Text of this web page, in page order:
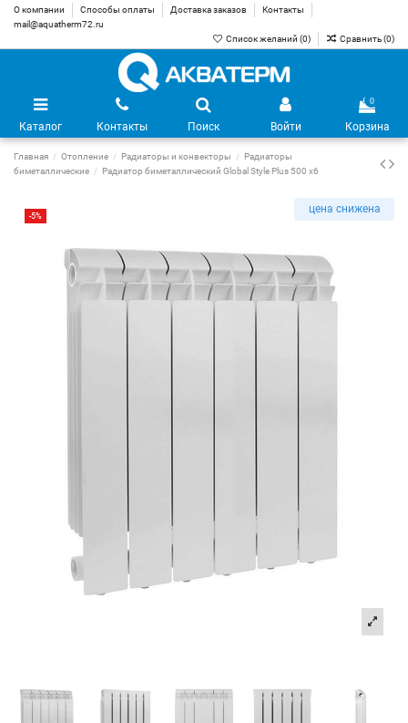
О компании Способы оплаты Доставка заказов
Контакты
mail@aquatherm72.ru
Список желаний (0) Сравнить (0)
Каталог Контакты Поиск Войти
0
Корзина
Главная Отопление Радиаторы и конвекторы
Радиаторы
биметаллические
Радиатор биметаллический Global Style Plus 500 х6
-5%
цена снижена